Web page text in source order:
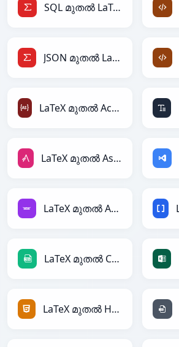
SQL മുതൽ LaTeX
JSON മുതൽ LaTeX
LaTeX മുതൽ ActionScript
LaTeX മുതൽ AsciiDoc
LaTeX മുതൽ Avro
LaTeX മുതൽ CSV
LaTeX മുതൽ HTML